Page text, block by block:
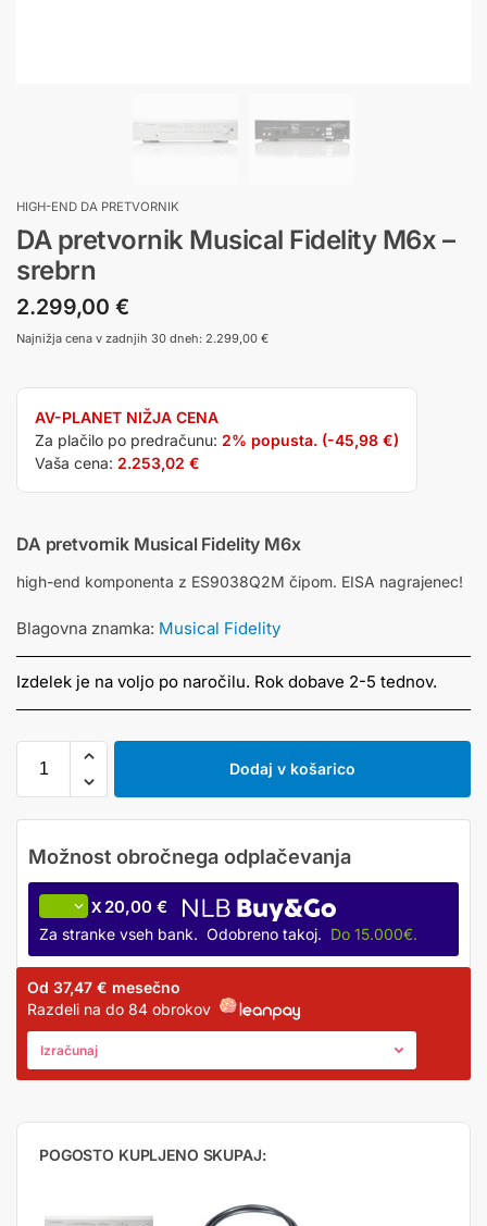
HIGH-END DA PRETVORNIK
DA pretvornik Musical Fidelity M6x –
srebrn
2.299,00 €
Najnižja cena v zadnjih 30 dneh: 2.299,00 €
AV-PLANET NIŽJA CENA
Za plačilo po predračunu: 2% popusta. (-45,98 €)
Vaša cena: 2.253,02 €
DA pretvornik Musical Fidelity M6x
high-end komponenta z ES9038Q2M čipom. EISA nagrajenec!
Blagovna znamka: Musical Fidelity
Izdelek je na voljo po naročilu. Rok dobave 2-5 tednov.
Dodaj v košarico
X 20,00 €
Za stranke vseh bank. Odobreno takoj. Do 15.000€.
Od 37,47 € mesečno
Razdeli na do 84 obrokov
Izračunaj
POGOSTO KUPLJENO SKUPAJ: